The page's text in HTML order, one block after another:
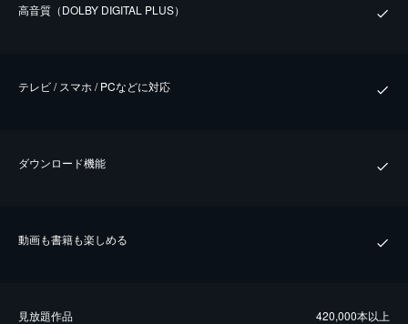
⾼⾳質（DOLBY DIGITAL PLUS）
テレビ / スマホ / PCなどに対応
ダウンロード機能
動画も書籍も楽しめる
⾒放題作品 420,000本以上